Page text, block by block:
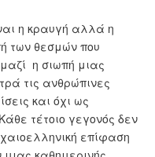
η κραυγή αλλά η
των θεσμών που
η σιωπή μιας
τις ανθρώπινες
και όχι ως
τέτοιο γεγονός δεν
επίφαση